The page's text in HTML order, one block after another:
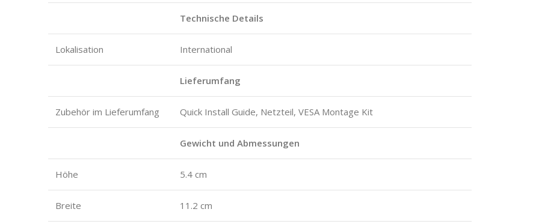
Technische Details
Lokalisation International
Lieferumfang
Zubehör im Lieferumfang Quick Install Guide, Netzteil, VESA Montage Kit
Gewicht und Abmessungen
Höhe 5.4 cm
Breite 11.2 cm